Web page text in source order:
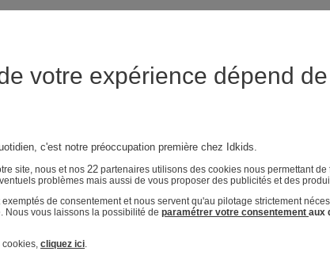
votre expérience dépend de
c'est notre préoccupation première chez Idkids.
site, nous et nos 22 partenaires utilisons des cookies nous permettant de
problèmes mais aussi de vous proposer des publicités et des
de consentement et nous servent qu'au pilotage strictement
Nous vous laissons la possibilité de paramétrer votre consentement aux
cookies, cliquez ici.